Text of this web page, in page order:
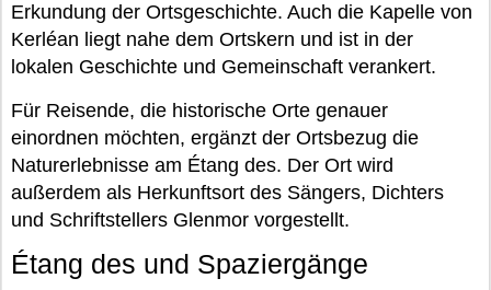
Erkundung der Ortsgeschichte. Auch die Kapelle von
Kerléan liegt nahe dem Ortskern und ist in der
lokalen Geschichte und Gemeinschaft verankert.
Für Reisende, die historische Orte genauer
einordnen möchten, ergänzt der Ortsbezug die
Naturerlebnisse am Étang des. Der Ort wird
außerdem als Herkunftsort des Sängers, Dichters
und Schriftstellers Glenmor vorgestellt.
Étang des und Spaziergänge